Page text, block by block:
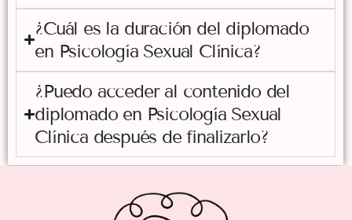
¿Cuál es la duración del diplomado
en Psicología Sexual Clínica?
¿Puedo acceder al contenido del
diplomado en Psicología Sexual
Clínica después de finalizarlo?